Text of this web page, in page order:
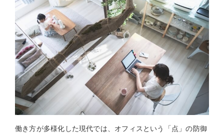
働き方が多様化した現代では、オフィスという「点」の防御